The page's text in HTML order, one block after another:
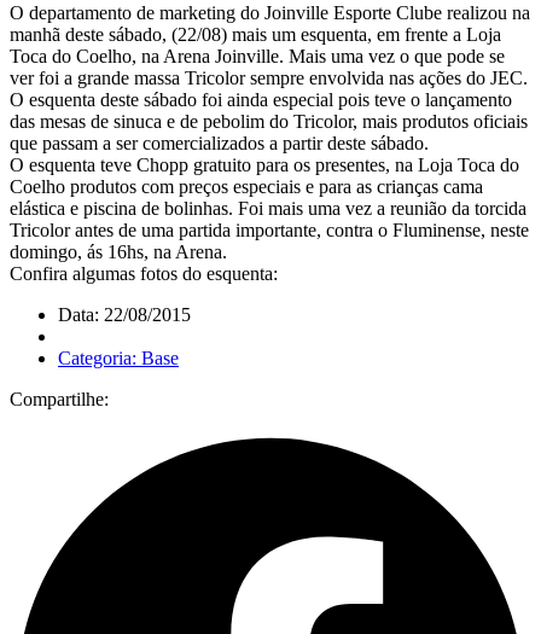
O departamento de marketing do Joinville Esporte Clube realizou na
manhã deste sábado, (22/08) mais um esquenta, em frente a Loja
Toca do Coelho, na Arena Joinville. Mais uma vez o que pode se
ver foi a grande massa Tricolor sempre envolvida nas ações do JEC.
O esquenta deste sábado foi ainda especial pois teve o lançamento
das mesas de sinuca e de pebolim do Tricolor, mais produtos oficiais
que passam a ser comercializados a partir deste sábado.
O esquenta teve Chopp gratuito para os presentes, na Loja Toca do
Coelho produtos com preços especiais e para as crianças cama
elástica e piscina de bolinhas. Foi mais uma vez a reunião da torcida
Tricolor antes de uma partida importante, contra o Fluminense, neste
domingo, ás 16hs, na Arena.
Confira algumas fotos do esquenta:
Data: 22/08/2015
Categoria: Base
Compartilhe: